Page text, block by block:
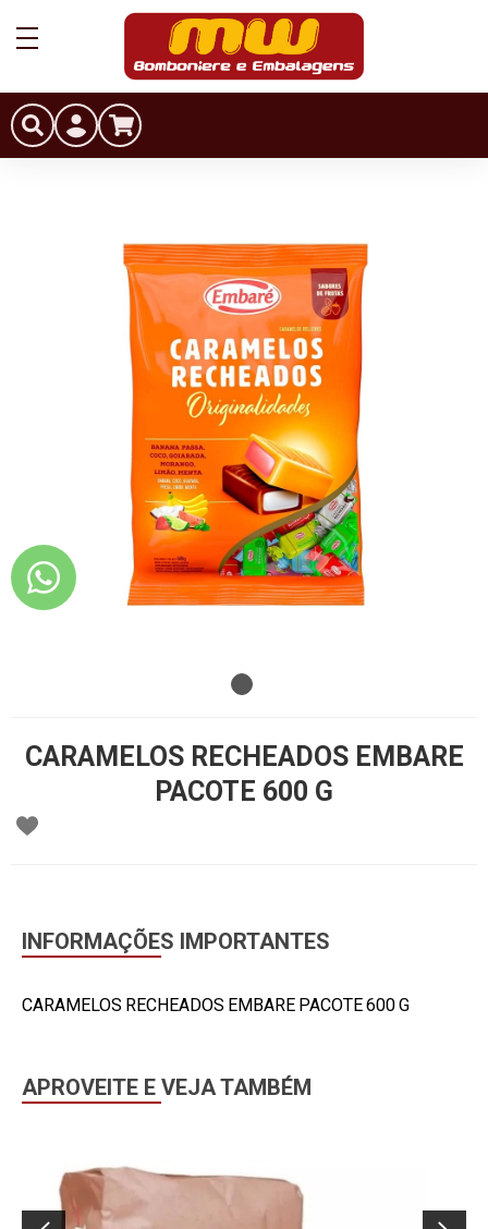
CARAMELOS RECHEADOS EMBARE
PACOTE 600 G
INFORMAÇÕES IMPORTANTES
CARAMELOS RECHEADOS EMBARE PACOTE 600 G
APROVEITE E VEJA TAMBÉM